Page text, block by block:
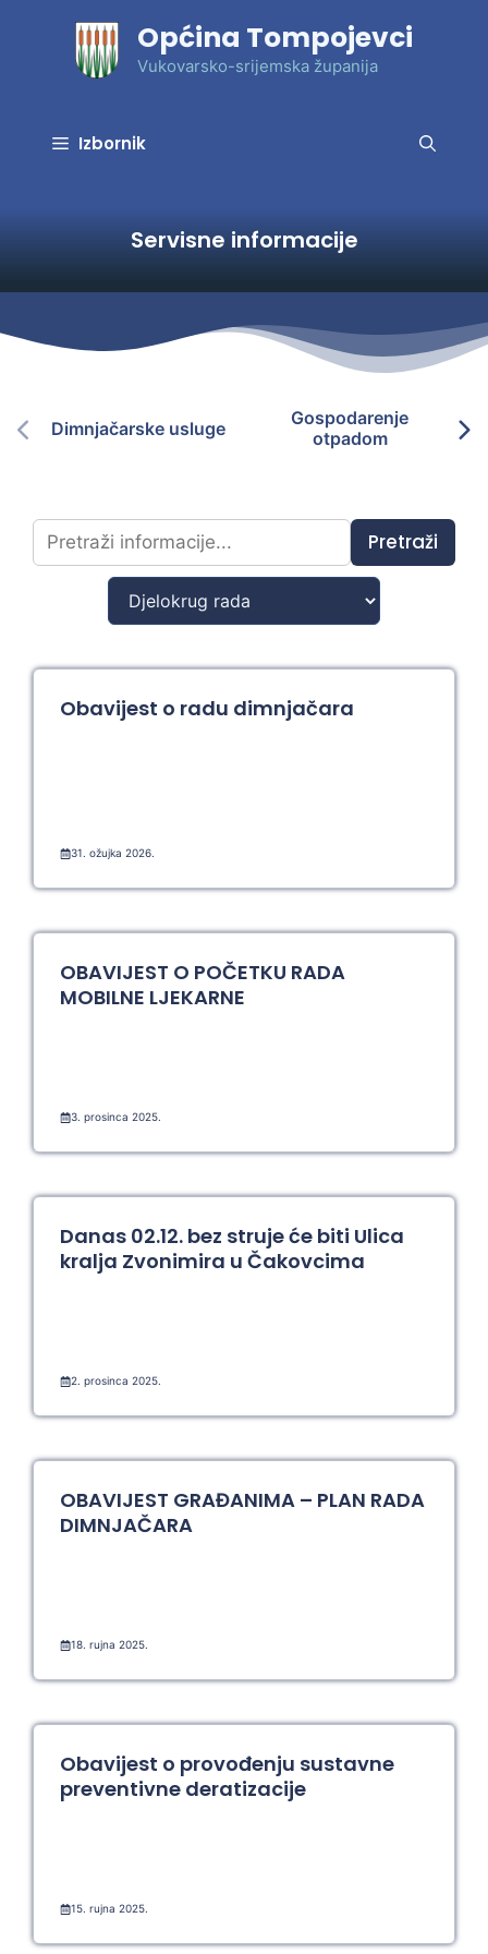
Općina Tompojevci
Vukovarsko-srijemska županija
Izbornik
Servisne informacije
Dimnjačarske usluge
Gospodarenje
otpadom
Pretraži
Obavijest o radu dimnjačara
31. ožujka 2026.
OBAVIJEST O POČETKU RADA
MOBILNE LJEKARNE
3. prosinca 2025.
Danas 02.12. bez struje će biti Ulica
kralja Zvonimira u Čakovcima
2. prosinca 2025.
OBAVIJEST GRAĐANIMA – PLAN RADA
DIMNJAČARA
18. rujna 2025.
Obavijest o provođenju sustavne
preventivne deratizacije
15. rujna 2025.